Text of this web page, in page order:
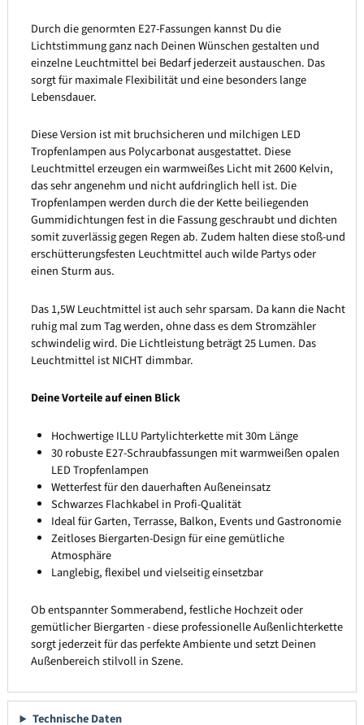
Durch die genormten E27-Fassungen kannst Du die
Lichtstimmung ganz nach Deinen Wünschen gestalten und
einzelne Leuchtmittel bei Bedarf jederzeit austauschen. Das
sorgt für maximale Flexibilität und eine besonders lange
Lebensdauer.
Diese Version ist mit bruchsicheren und milchigen LED
Tropfenlampen aus Polycarbonat ausgestattet. Diese
Leuchtmittel erzeugen ein warmweißes Licht mit 2600 Kelvin,
das sehr angenehm und nicht aufdringlich hell ist. Die
Tropfenlampen werden durch die der Kette beiliegenden
Gummidichtungen fest in die Fassung geschraubt und dichten
somit zuverlässig gegen Regen ab. Zudem halten diese stoß-und
erschütterungsfesten Leuchtmittel auch wilde Partys oder
einen Sturm aus.
Das 1,5W Leuchtmittel ist auch sehr sparsam. Da kann die Nacht
ruhig mal zum Tag werden, ohne dass es dem Stromzähler
schwindelig wird. Die Lichtleistung beträgt 25 Lumen. Das
Leuchtmittel ist NICHT dimmbar.
Deine Vorteile auf einen Blick
Hochwertige ILLU Partylichterkette mit 30m Länge
30 robuste E27-Schraubfassungen mit warmweißen opalen
LED Tropfenlampen
Wetterfest für den dauerhaften Außeneinsatz
Schwarzes Flachkabel in Profi-Qualität
Ideal für Garten, Terrasse, Balkon, Events und Gastronomie
Zeitloses Biergarten-Design für eine gemütliche
Atmosphäre
Langlebig, flexibel und vielseitig einsetzbar
Ob entspannter Sommerabend, festliche Hochzeit oder
gemütlicher Biergarten - diese professionelle Außenlichterkette
sorgt jederzeit für das perfekte Ambiente und setzt Deinen
Außenbereich stilvoll in Szene.
Technische Daten